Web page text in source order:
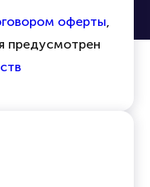
оферты,
предусмотрен